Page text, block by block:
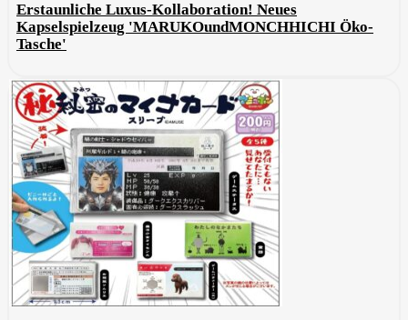
Erstaunliche Luxus-Kollaboration! Neues
Kapselspielzeug 'MARUKOundMONCHHICHI Öko-
Tasche'